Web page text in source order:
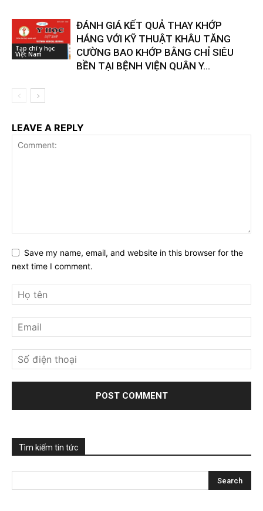
Tạp chí y học
Việt Nam
ĐÁNH GIÁ KẾT QUẢ THAY KHỚP
HÁNG VỚI KỸ THUẬT KHÂU TĂNG
CƯỜNG BAO KHỚP BẰNG CHỈ SIÊU
BỀN TẠI BỆNH VIỆN QUÂN Y...
LEAVE A REPLY
Save my name, email, and website in this browser for the
next time I comment.
Tìm kiếm tin tức